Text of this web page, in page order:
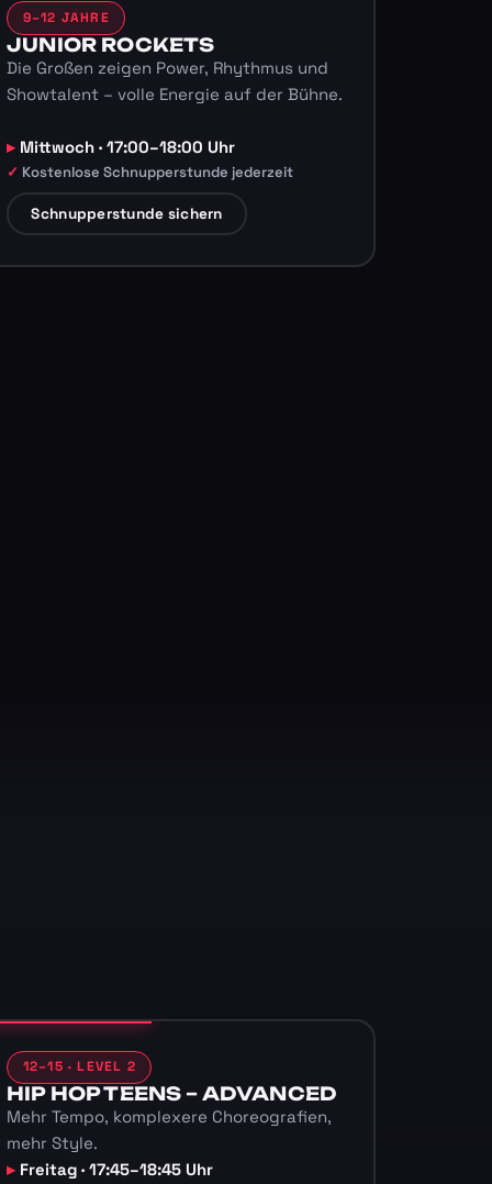
9–12 JAHRE
JUNIOR ROCKETS
Die Großen zeigen Power, Rhythmus und
Showtalent – volle Energie auf der Bühne.
Mittwoch · 17:00–18:00 Uhr
Kostenlose Schnupperstunde jederzeit
Schnupperstunde sichern
12–15 · LEVEL 2
HIP HOP TEENS – ADVANCED
Mehr Tempo, komplexere Choreografien,
mehr Style.
Freitag · 17:45–18:45 Uhr